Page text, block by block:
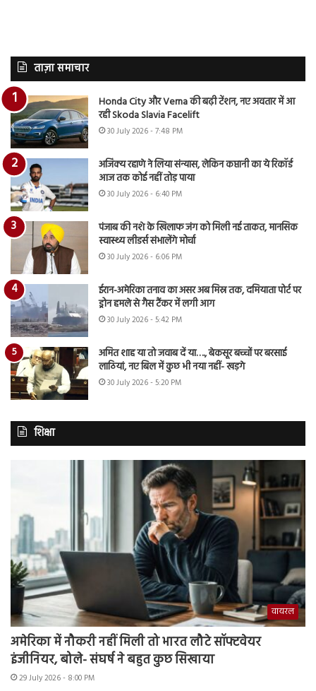
ताज़ा समाचार
Honda City और Verna की बढ़ी टेंशन, नए अवतार में आ
रही Skoda Slavia Facelift
30 July 2026 - 7:48 PM
अजिंक्य रहाणे ने लिया संन्यास, लेकिन कप्तानी का ये रिकॉर्ड
आज तक कोई नहीं तोड़ पाया
30 July 2026 - 6:40 PM
पंजाब की नशे के खिलाफ जंग को मिली नई ताकत, मानसिक
स्वास्थ्य लीडर्स संभालेंगे मोर्चा
30 July 2026 - 6:06 PM
ईरान-अमेरिका तनाव का असर अब मिस्र तक, दमियाता पोर्ट पर
ड्रोन हमले से गैस टैंकर में लगी आग
30 July 2026 - 5:42 PM
अमित शाह या तो जवाब दें या…., बेकसूर बच्चों पर बरसाई
लाठियां, नए बिल में कुछ भी नया नहीं- खड़गे
30 July 2026 - 5:20 PM
शिक्षा
वायरल
अमेरिका में नौकरी नहीं मिली तो भारत लौटे सॉफ्टवेयर
इंजीनियर, बोले- संघर्ष ने बहुत कुछ सिखाया
29 July 2026 - 8:00 PM